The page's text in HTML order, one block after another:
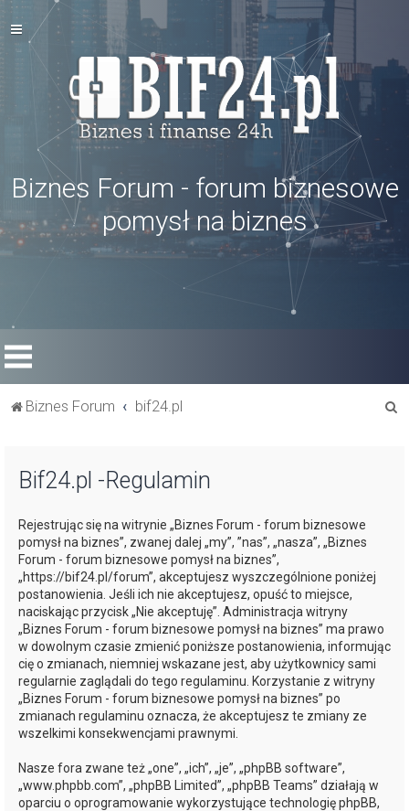
Biznes Forum - forum biznesowe
pomysł na biznes
Biznes Forum bif24.pl
Bif24.pl -Regulamin
Rejestrując się na witrynie „Biznes Forum - forum biznesowe
pomysł na biznes”, zwanej dalej „my”, ”nas”, „nasza”, „Biznes
Forum - forum biznesowe pomysł na biznes”,
„https://bif24.pl/forum”, akceptujesz wyszczególnione poniżej
postanowienia. Jeśli ich nie akceptujesz, opuść to miejsce,
naciskając przycisk „Nie akceptuję”. Administracja witryny
„Biznes Forum - forum biznesowe pomysł na biznes” ma prawo
w dowolnym czasie zmienić poniższe postanowienia, informując
cię o zmianach, niemniej wskazane jest, aby użytkownicy sami
regularnie zaglądali do tego regulaminu. Korzystanie z witryny
„Biznes Forum - forum biznesowe pomysł na biznes” po
zmianach regulaminu oznacza, że akceptujesz te zmiany ze
wszelkimi konsekwencjami prawnymi.
Nasze fora zwane też „one”, „ich”, „je”, „phpBB software”,
„www.phpbb.com”, „phpBB Limited”, „phpBB Teams” działają w
oparciu o oprogramowanie wykorzystujące technologię phpBB,